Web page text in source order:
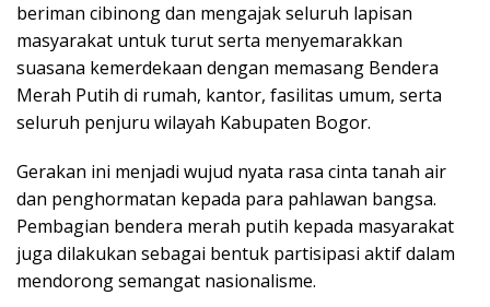
beriman cibinong dan mengajak seluruh lapisan
masyarakat untuk turut serta menyemarakkan
suasana kemerdekaan dengan memasang Bendera
Merah Putih di rumah, kantor, fasilitas umum, serta
seluruh penjuru wilayah Kabupaten Bogor.
Gerakan ini menjadi wujud nyata rasa cinta tanah air
dan penghormatan kepada para pahlawan bangsa.
Pembagian bendera merah putih kepada masyarakat
juga dilakukan sebagai bentuk partisipasi aktif dalam
mendorong semangat nasionalisme.